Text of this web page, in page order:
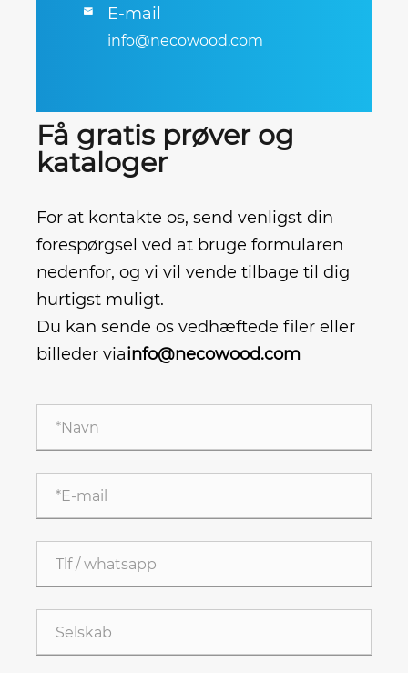
 E-mail
info@necowood.com
Få gratis prøver og
kataloger
For at kontakte os, send venligst din
forespørgsel ved at bruge formularen
nedenfor, og vi vil vende tilbage til dig
hurtigst muligt.
Du kan sende os vedhæftede filer eller
billeder viainfo@necowood.com